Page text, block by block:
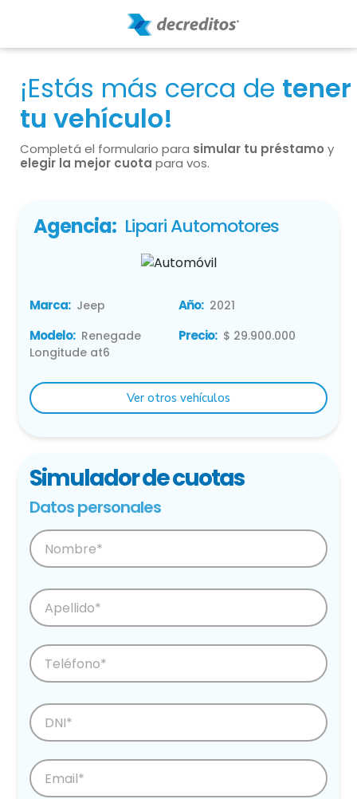
¡Estás más cerca de tener
tu vehículo!
Completá el formulario para simular tu préstamo y
elegir la mejor cuota para vos.
Agencia: Lipari Automotores
Marca: Jeep
Modelo: Renegade
Longitude at6
Año: 2021
Precio: $ 29.900.000
Ver otros vehículos
Simulador de cuotas
Datos personales